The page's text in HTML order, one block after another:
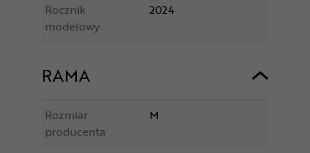
Rocznik
modelowy
2024
RAMA
Rozmiar
producenta
M